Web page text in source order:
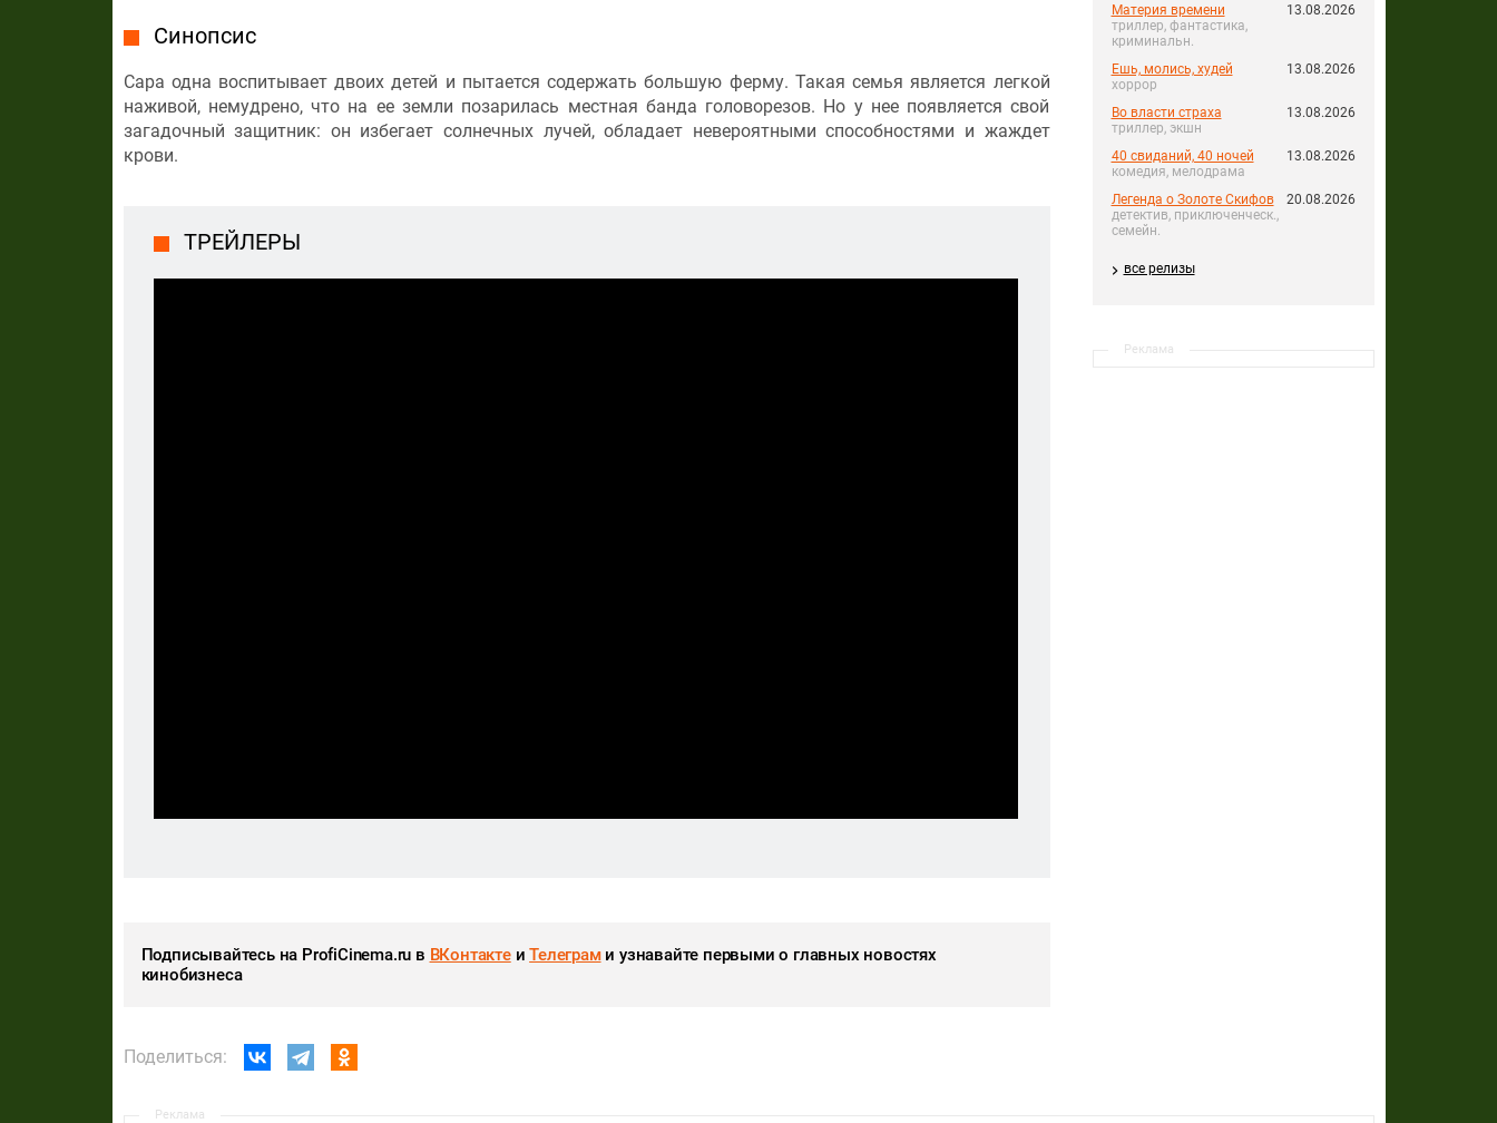
Материя времени
триллер, фантастика,
криминальн.
13.08.2026
Ешь, молись, худей
хоррор
13.08.2026
Во власти страха
триллер, экшн
13.08.2026
40 свиданий, 40 ночей
комедия, мелодрама
13.08.2026
Легенда о Золоте Скифов
детектив, приключенческ.,
семейн.
20.08.2026
все релизы
Реклама
Синопсис
Сара одна воспитывает двоих детей и пытается содержать большую ферму. Такая семья является легкой
наживой, немудрено, что на ее земли позарилась местная банда головорезов. Но у нее появляется свой
загадочный защитник: он избегает солнечных лучей, обладает невероятными способностями и жаждет
крови.
ТРЕЙЛЕРЫ
Подписывайтесь на ProfiCinema.ru в ВКонтактеиТелеграми узнавайте первыми о главных новостях
кинобизнеса
Поделиться:
Реклама